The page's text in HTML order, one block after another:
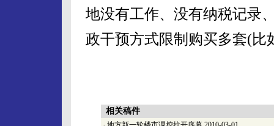
地没有工作、没有纳税记录
政干预方式限制购买多套(比
相关稿件